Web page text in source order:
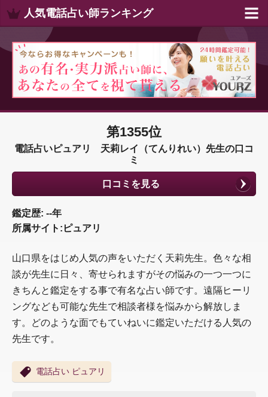
人気電話占い師ランキング
第1355位
電話占いピュアリ 天莉レイ（てんりれい）先生の口コ
ミ
口コミを見る
鑑定歴: --年
所属サイト:ピュアリ
山口県をはじめ人気の声をいただく天莉先生。色々な相
談が先生に日々、 寄せられますがその悩みの一つ一つに
きちんと鑑定をする事で有名な占い師です。 遠隔ヒーリ
ングなども可能な先生で相談者様を悩みから解放しま
す。どのような面でもていねいに鑑定いただける人気の
先生です。
電話占い ピュアリ